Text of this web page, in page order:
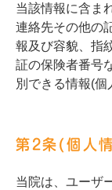
当該情報に含ま
連絡先その他の
報及び容貌、指
証の保険者番号
別できる情報(個
第2条(個人
当院は、ユーザ